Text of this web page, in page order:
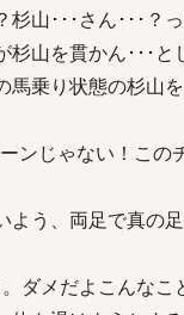
杉山･･･さん･･･？
杉山を貫かん･･･と
馬乗り状態の杉山
ンじゃない！この
よう、両足で真の
ダメだよこんなこ